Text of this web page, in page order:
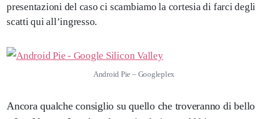
presentazioni del caso ci scambiamo la cortesia di farci degli
scatti qui all’ingresso.
Android Pie – Googleplex
Ancora qualche consiglio su quello che troveranno di bello